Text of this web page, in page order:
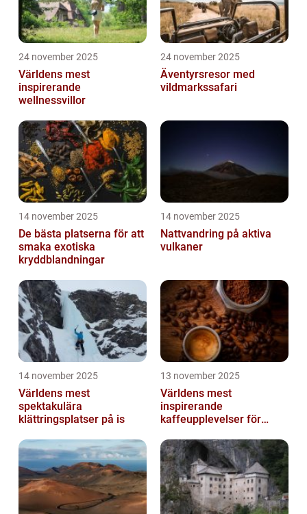
24 november 2025
Världens mest
inspirerande
wellnessvillor
24 november 2025
Äventyrsresor med
vildmarkssafari
14 november 2025
De bästa platserna för att
smaka exotiska
kryddblandningar
14 november 2025
Nattvandring på aktiva
vulkaner
14 november 2025
Världens mest
spektakulära
klättringsplatser på is
13 november 2025
Världens mest
inspirerande
kaffeupplevelser för